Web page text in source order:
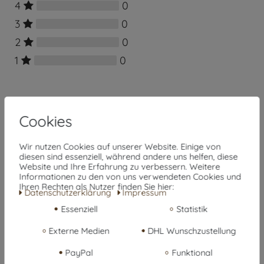
4
0
3
0
2
0
1
0
Cookies
Wir nutzen Cookies auf unserer Website. Einige von
diesen sind essenziell, während andere uns helfen, diese
Website und Ihre Erfahrung zu verbessern. Weitere
Informationen zu den von uns verwendeten Cookies und
Ihren Rechten als Nutzer finden Sie hier:
Daten­schutz­erklärung
Impressum
Essenziell
Statistik
Externe Medien DHL Wunschzustellung
PayPal Funktional